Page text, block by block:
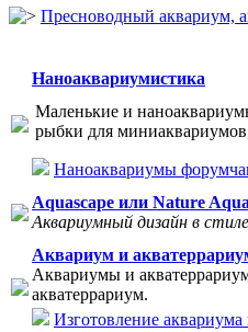
Пресноводный аквариум,
Наноаквариумистика
Маленькие и
рыбки для
Наноаквариумы
Aquascape или Nature
Аквариумный дизайн в
Аквариум и
Аквариумы и
акватеррариум.
Изготовление